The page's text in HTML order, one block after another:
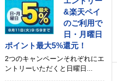
&楽天ペイ
のご利用で
日・月曜日
ポイント最大5%還元！
2つのキャンペーンそれぞれにエ
ントリーいただくと日曜日...